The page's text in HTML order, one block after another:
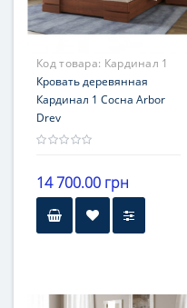
Код товара: Кардинал 1
Кровать деревянная
Кардинал 1 Сосна Arbor
Drev
14 700.00 грн